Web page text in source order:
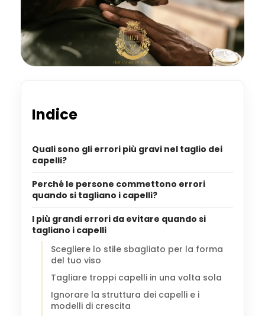
Indice
Quali sono gli errori più gravi nel taglio dei
capelli?
Perché le persone commettono errori
quando si tagliano i capelli?
I più grandi errori da evitare quando si
tagliano i capelli
Scegliere lo stile sbagliato per la forma
del tuo viso
Tagliare troppi capelli in una volta sola
Ignorare la struttura dei capelli e i
modelli di crescita